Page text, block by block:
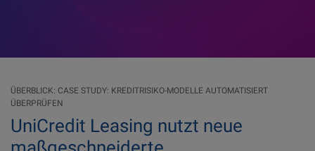
ÜBERBLICK: CASE STUDY: KREDITRISIKO-MODELLE AUTOMATISIERT
ÜBERPRÜFEN
UniCredit Leasing nutzt neue